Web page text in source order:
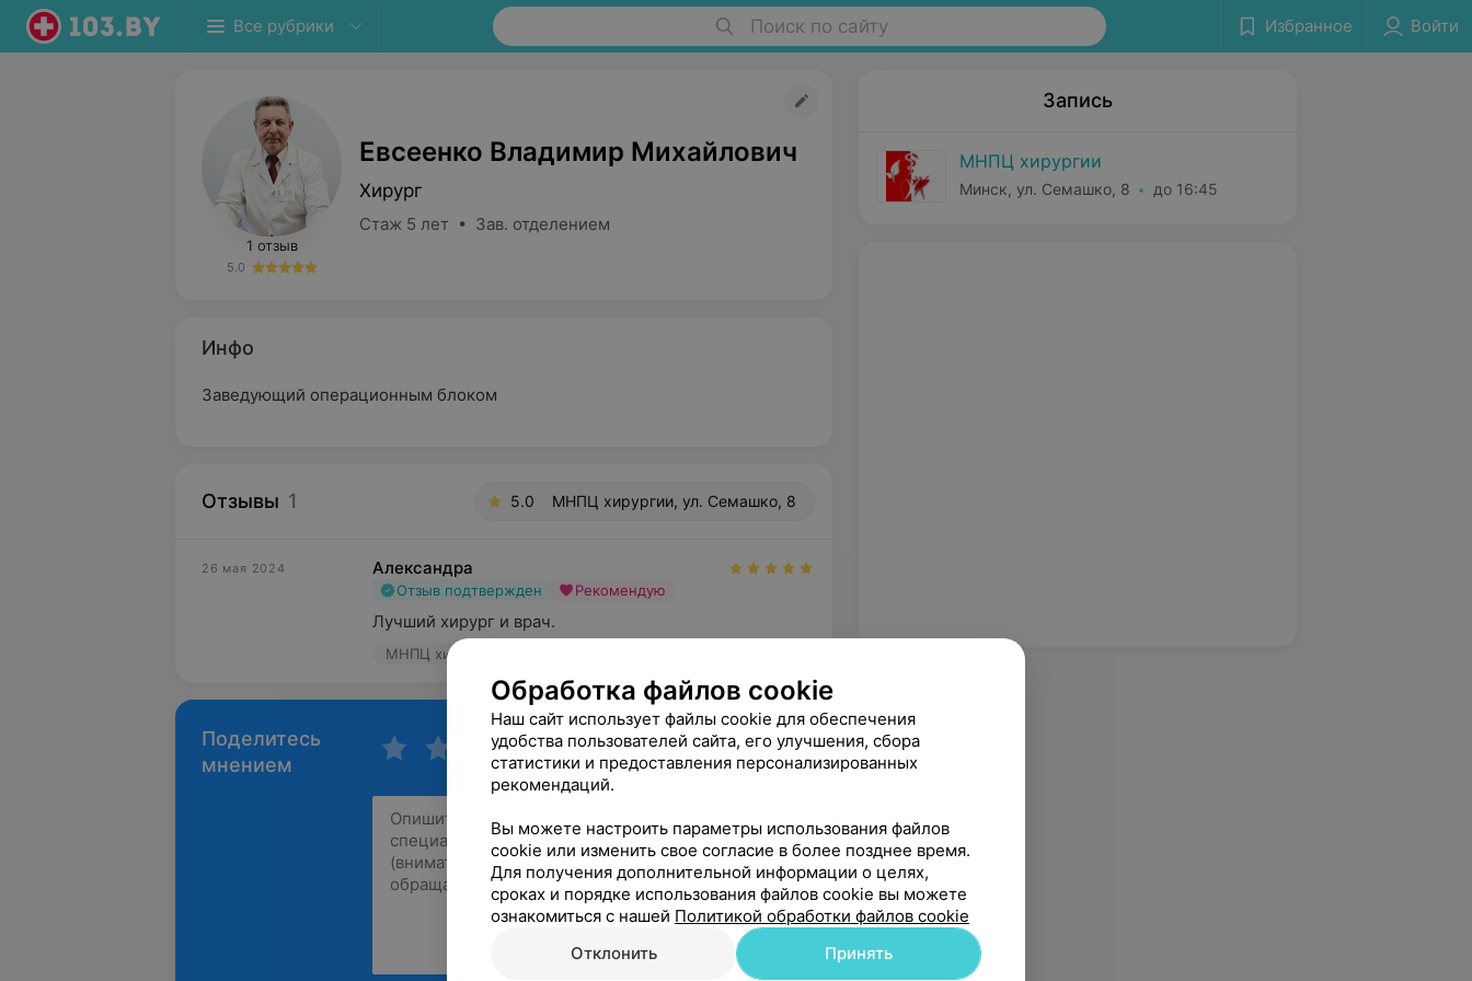
Все рубрики Поиск по сайту Избранное Войти
1 отзыв
5.0
Евсеенко Владимир Михайлович
Хирург
Стаж 5 лет • Зав. отделением
Инфо
Заведующий операционным блоком
Отзывы 1 5.0 МНПЦ хирургии, ул. Семашко, 8
26 мая 2024 Александра
Отзыв подтвержден Рекомендую
Лучший хирург и врач.
МНПЦ хирургии, ул. Семашко, 8
Поделитесь
мнением
Рекомендую
Запись
МНПЦ хирургии
Минск, ул. Семашко, 8 до 16:45
Обработка файлов cookie
Наш сайт использует файлы cookie для обеспечения
удобства пользователей сайта, его улучшения, сбора
статистики и предоставления персонализированных
рекомендаций.
Вы можете настроить параметры использования файлов
cookie или изменить свое согласие в более позднее время.
Для получения дополнительной информации о целях,
сроках и порядке использования файлов cookie вы можете
ознакомиться с нашей Политикой обработки файлов cookie
Отклонить
Принять